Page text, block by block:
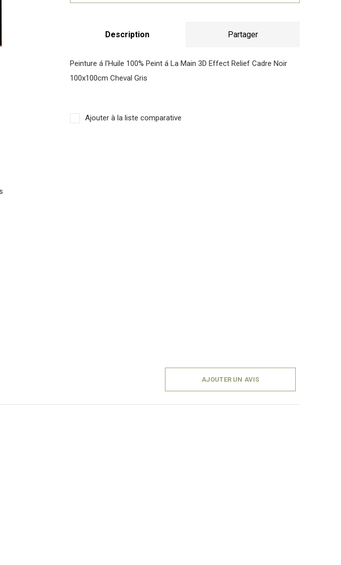
Description Partager
Peinture á l'Huile 100% Peint á La Main 3D Effect Relief Cadre Noir
100x100cm Cheval Gris
Ajouter à la liste comparative
AJOUTER UN AVIS